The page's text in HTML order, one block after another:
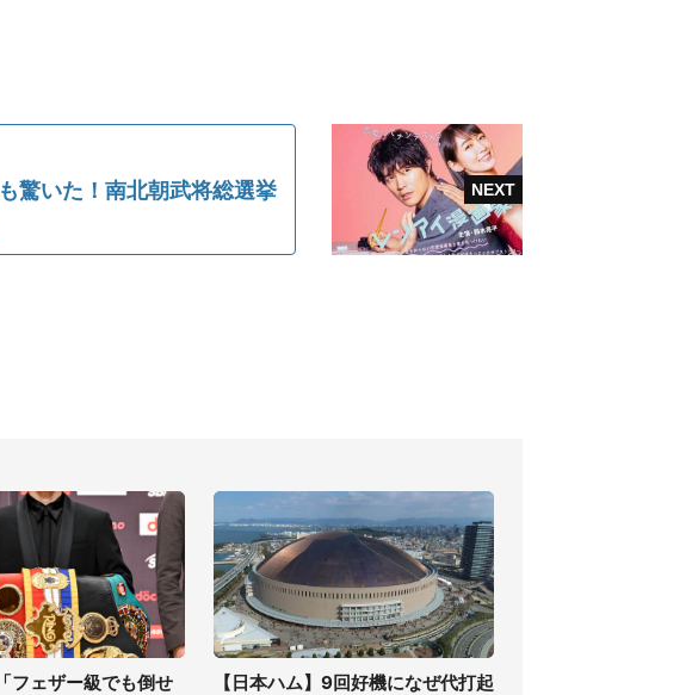
驚いた！南北朝武将総選挙
フェザー級でも倒せ
【日本ハム】9回好機になぜ代打起